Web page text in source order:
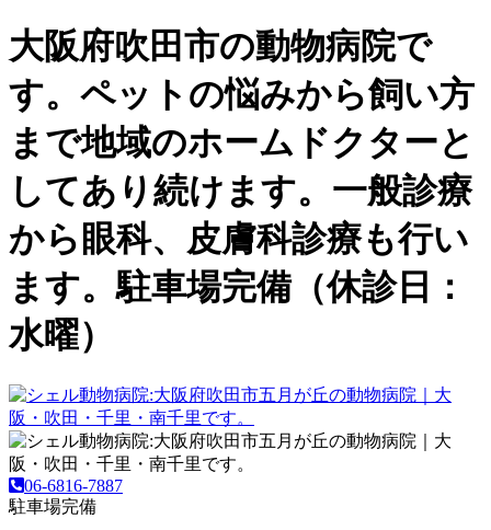
大阪府吹田市の動物病院で
す。ペットの悩みから飼い方
まで地域のホームドクターと
してあり続けます。一般診療
から眼科、皮膚科診療も行い
ます。駐車場完備（休診日：
水曜）
06-6816-7887
駐車場完備